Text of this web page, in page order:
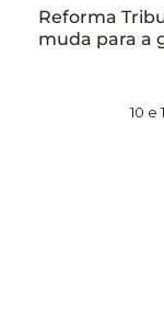
Reforma
muda para a
10 e